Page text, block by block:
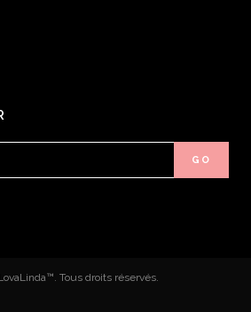
Tous droits réservés.